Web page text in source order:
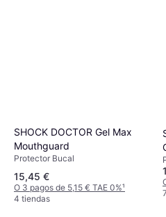
SHOCK DOCTOR Gel Max
Mouthguard
Protector Bucal
15,45 €
O 3 pagos de 5,15 € TAE 0%¹
4 tiendas